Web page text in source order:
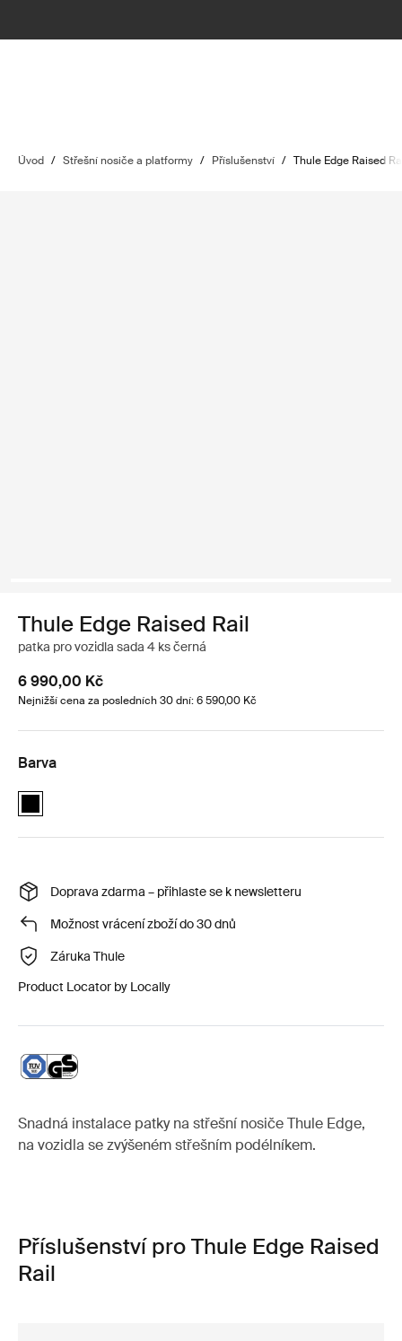
Úvod / Střešní nosiče a platformy / Příslušenství / Thule Edge Raised
Thule Edge Raised Rail
patka pro vozidla sada 4 ks černá
6 990,00 Kč
Nejnižší cena za posledních 30 dní: 6 590,00 Kč
Barva
Thule Edge Raised Rail Černá (selected)
Doprava zdarma – přihlaste se k newsletteru
Možnost vrácení zboží do 30 dnů
Záruka Thule
Product Locator by Locally
Snadná instalace patky na střešní nosiče Thule Edge,
na vozidla se zvýšeném střešním podélníkem.
Příslušenství pro Thule Edge Raised
Rail